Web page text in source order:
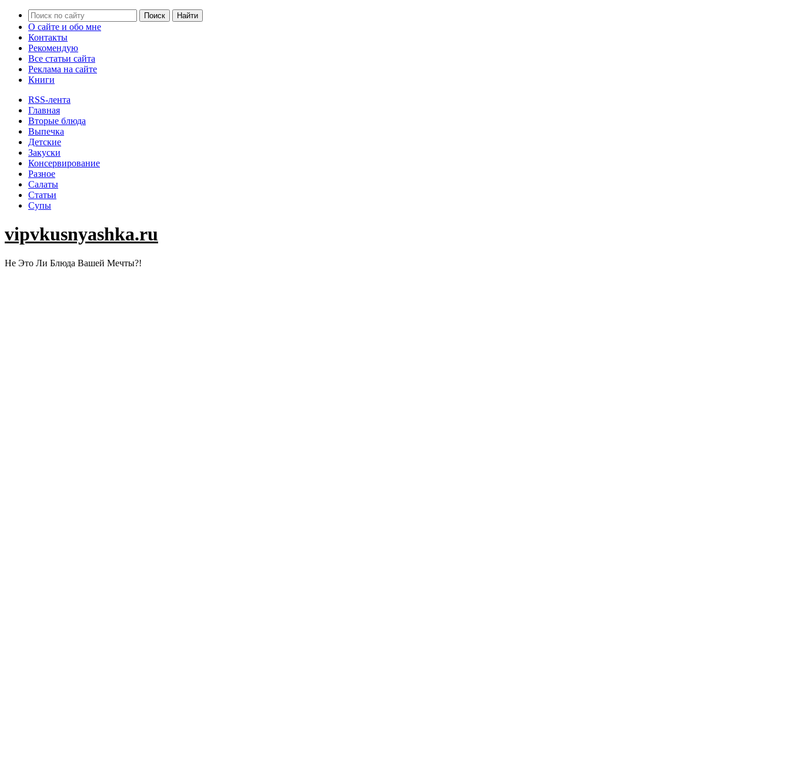
О сайте и обо мне
Контакты
Рекомендую
Все статьи сайта
Реклама на сайте
Книги
RSS-лента
Главная
Вторые блюда
Выпечка
Детские
Закуски
Консервирование
Разное
Салаты
Статьи
Супы
vipvkusnyashka.ru
Не Это Ли Блюда Вашей Мечты?!